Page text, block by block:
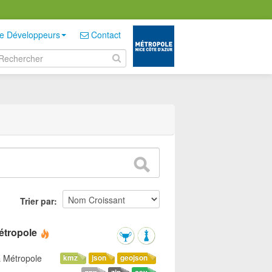
Développeurs Contact
Trier par
geojson
json
kmz
Métropole